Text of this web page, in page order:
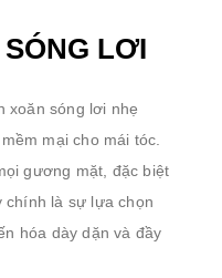
LƠI
xoăn sóng lơi nhẹ
mại cho mái tóc.
gương mặt, đặc biệt
chính là sự lựa chọn
hóa dày dặn và đầy